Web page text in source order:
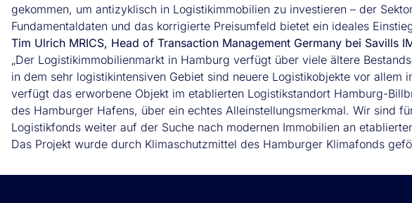
gekommen, um antizyklisch in Logistikimmobilien zu investieren – der
Fundamentaldaten und das korrigierte Preisumfeld bietet ein ideales
Tim Ulrich MRICS, Head of Transaction Management Germany bei Savills
„Der Logistikimmobilienmarkt in Hamburg verfügt über viele ältere
in dem sehr logistikintensiven Gebiet sind neuere Logistikobjekte vor allem
verfügt das erworbene Objekt im etablierten Logistikstandort Hamburg-
des Hamburger Hafens, über ein echtes Alleinstellungsmerkmal. Wir sind
Logistikfonds weiter auf der Suche nach modernen Immobilien an
Das Projekt wurde durch Klimaschutzmittel des Hamburger Klimafonds